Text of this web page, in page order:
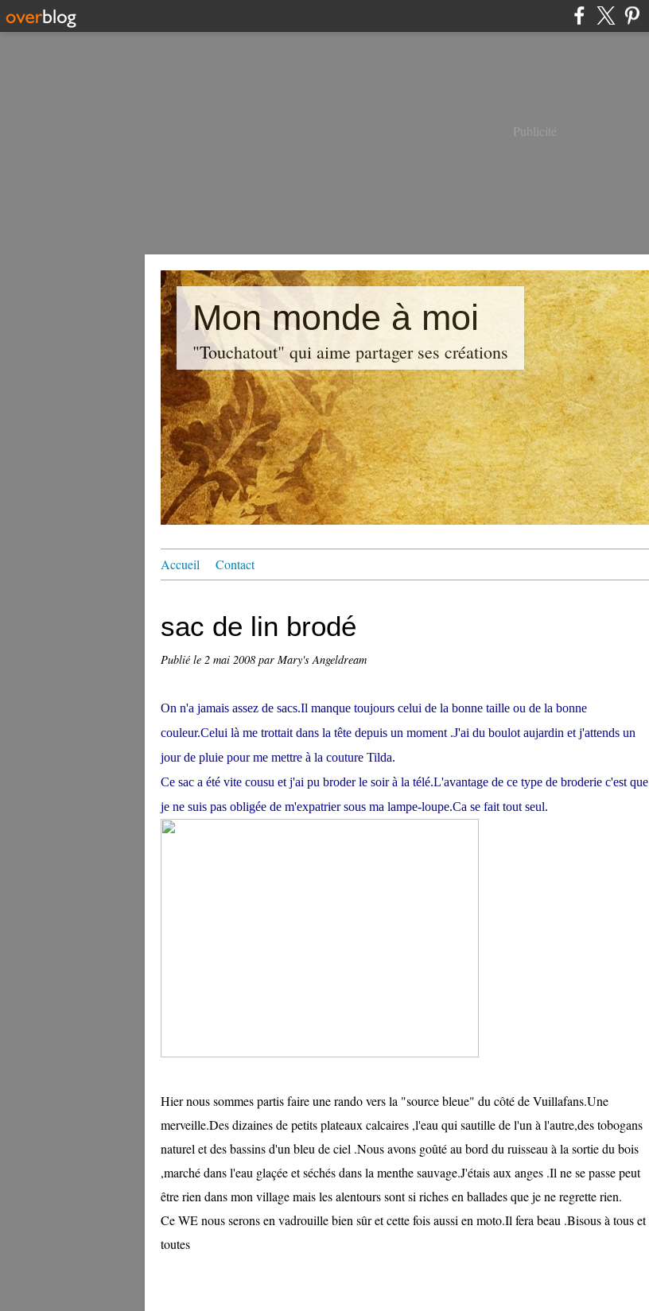
Publicité
Mon monde à moi
"Touchatout" qui aime partager ses créations
Accueil Contact
sac de lin brodé
Publié le 2 mai 2008 par Mary's Angeldream
On n'a jamais assez de sacs.Il manque toujours celui de la bonne taille ou de la bonne
couleur.Celui là me trottait dans la tête depuis un moment .J'ai du boulot aujardin et j'attends un
jour de pluie pour me mettre à la couture Tilda.
Ce sac a été vite cousu et j'ai pu broder le soir à la télé.L'avantage de ce type de broderie c'est que
je ne suis pas obligée de m'expatrier sous ma lampe-loupe.Ca se fait tout seul.
Hier nous sommes partis faire une rando vers la "source bleue" du côté de Vuillafans.Une
merveille.Des dizaines de petits plateaux calcaires ,l'eau qui sautille de l'un à l'autre,des tobogans
naturel et des bassins d'un bleu de ciel .Nous avons goûté au bord du ruisseau à la sortie du bois
,marché dans l'eau glaçée et séchés dans la menthe sauvage.J'étais aux anges .Il ne se passe peut
être rien dans mon village mais les alentours sont si riches en ballades que je ne regrette rien.
Ce WE nous serons en vadrouille bien sûr et cette fois aussi en moto.Il fera beau .Bisous à tous et
toutes